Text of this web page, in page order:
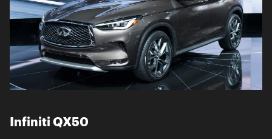
Infiniti QX50